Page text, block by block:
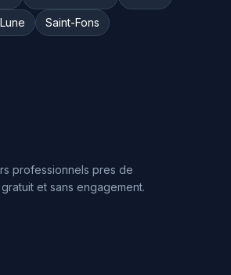
Saint-Fons
professionnels pres de
et sans engagement.